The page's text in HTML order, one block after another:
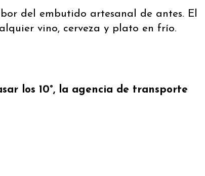
del embutido artesanal de antes. El
vino, cerveza y plato en frío.
los 10°, la agencia de transporte